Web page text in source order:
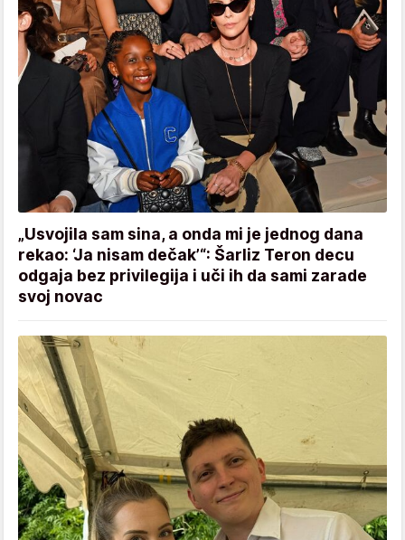
„Usvojila sam sina, a onda mi je jednog dana
rekao: ‘Ja nisam dečak’“: Šarliz Teron decu
odgaja bez privilegija i uči ih da sami zarade
svoj novac